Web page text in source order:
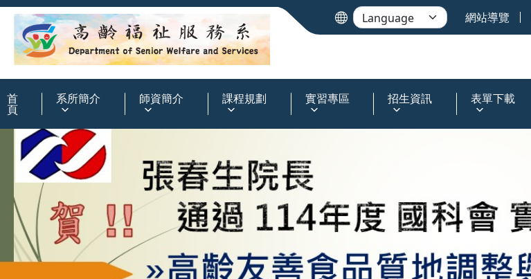
網站導覽
首
頁
系所簡介 師資簡介 課程規劃 實習專區 招生資訊 表單下載